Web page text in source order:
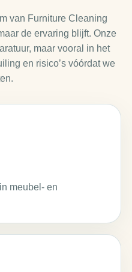
van Furniture Cleaning
de ervaring blijft. Onze
maar vooral in het
en risico’s vóórdat we
meubel- en